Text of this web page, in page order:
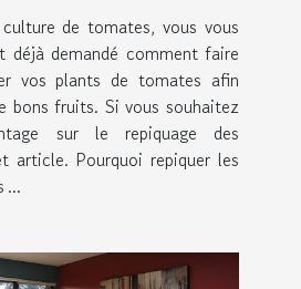
de tomates, vous vous
déjà demandé comment faire
vos plants de tomates afin
bons fruits. Si vous souhaitez
sur le repiquage des
article. Pourquoi repiquer les
...